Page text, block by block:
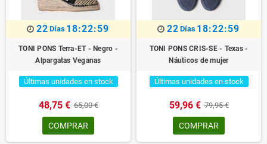
22 Días 18:22:59
TONI PONS Terra-ET - Negro -
Alpargatas Veganas
Últimas unidades en stock
48,75 € 65,00 €
COMPRAR
22 Días 18:22:59
TONI PONS CRIS-SE - Texas -
Náuticos de mujer
Últimas unidades en stock
59,96 € 79,95 €
COMPRAR